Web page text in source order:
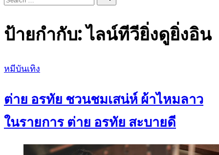
Search
ป้ายกำกับ:ไลน์ทีวียิ่งดูยิ่งอิน
Posted
หมีบันเทิง
ต่าย อรทัย ชวนชมเสน่ห์ ผ้าไหมลาว
ในรายการ ต่าย อรทัย สะบายดี